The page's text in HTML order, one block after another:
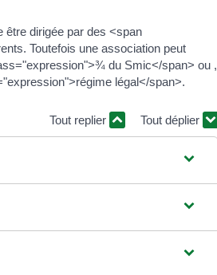
être dirigée par des <span
Toutefois une association peut
du Smic</span> ou ,
légal</span>.
Tout replier Tout déplier